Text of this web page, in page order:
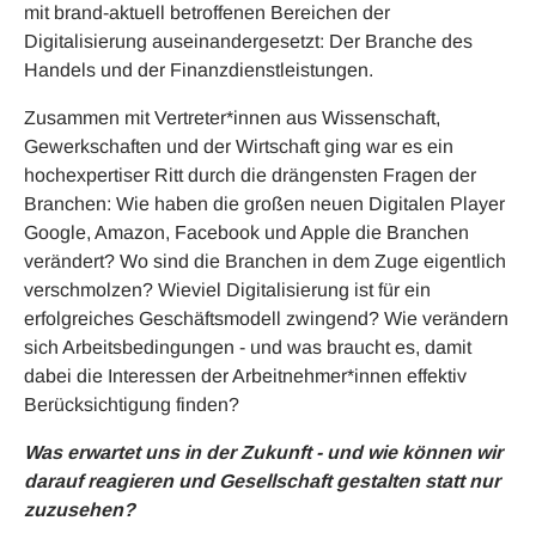
mit brand-aktuell betroffenen Bereichen der
Digitalisierung auseinandergesetzt: Der Branche des
Handels und der Finanzdienstleistungen.
Zusammen mit Vertreter*innen aus Wissenschaft,
Gewerkschaften und der Wirtschaft ging war es ein
hochexpertiser Ritt durch die drängensten Fragen der
Branchen: Wie haben die großen neuen Digitalen Player
Google, Amazon, Facebook und Apple die Branchen
verändert? Wo sind die Branchen in dem Zuge eigentlich
verschmolzen? Wieviel Digitalisierung ist für ein
erfolgreiches Geschäftsmodell zwingend? Wie verändern
sich Arbeitsbedingungen - und was braucht es, damit
dabei die Interessen der Arbeitnehmer*innen effektiv
Berücksichtigung finden?
Was erwartet uns in der Zukunft - und wie können wir
darauf reagieren und Gesellschaft gestalten statt nur
zuzusehen?